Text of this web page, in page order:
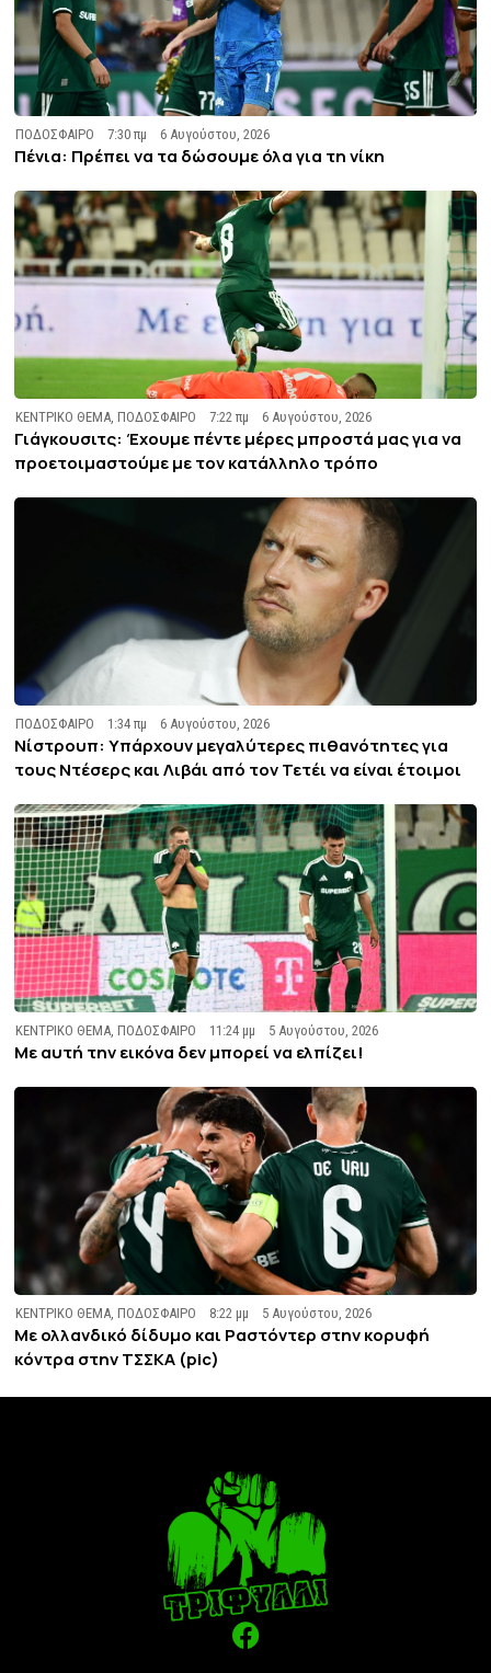
ΠΟΔΟΣΦΑΙΡΟ 7:30 πμ 6 Αυγούστου, 2026
Πένια: Πρέπει να τα δώσουμε όλα για τη νίκη
ΚΕΝΤΡΙΚΟ ΘΕΜΑ ,ΠΟΔΟΣΦΑΙΡΟ 7:22 πμ 6 Αυγούστου, 2026
Γιάγκουσιτς: Έχουμε πέντε μέρες μπροστά μας για να
προετοιμαστούμε με τον κατάλληλο τρόπο
ΠΟΔΟΣΦΑΙΡΟ 1:34 πμ 6 Αυγούστου, 2026
Νίστρουπ: Υπάρχουν μεγαλύτερες πιθανότητες για
τους Ντέσερς και Λιβάι από τον Τετέι να είναι έτοιμοι
ΚΕΝΤΡΙΚΟ ΘΕΜΑ ,ΠΟΔΟΣΦΑΙΡΟ 11:24 μμ 5 Αυγούστου, 2026
Με αυτή την εικόνα δεν μπορεί να ελπίζει!
ΚΕΝΤΡΙΚΟ ΘΕΜΑ ,ΠΟΔΟΣΦΑΙΡΟ 8:22 μμ 5 Αυγούστου, 2026
Με ολλανδικό δίδυμο και Ραστόντερ στην κορυφή
κόντρα στην ΤΣΣΚΑ (pic)